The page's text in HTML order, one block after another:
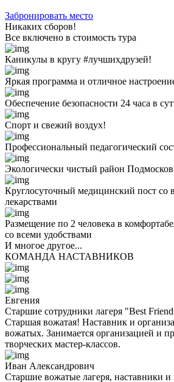
Забронировать место
Никаких сборов!
Все включено в стоимость тура
Каникулы в кругу #лучшихдрузей!
Яркая программа и отличное
Обеспечение безопасности 24 часа в
Спорт и свежий воздух!
Профессиональный педагогический
Экологически чистый район
Круглосуточный медицинский пост со
лекарствами
Размещение по 2 человека в
со всеми удобствами
И многое другое...
КОМАНДА НАСТАВНИКОВ
Евгения
Старшие сотрудники лагеря "Best
Старшая вожатая! Наставник и
вожатых. Занимается организацией и
творческих мастер-классов.
Иван Александрович
Старшие вожатые лагеря, наставники и